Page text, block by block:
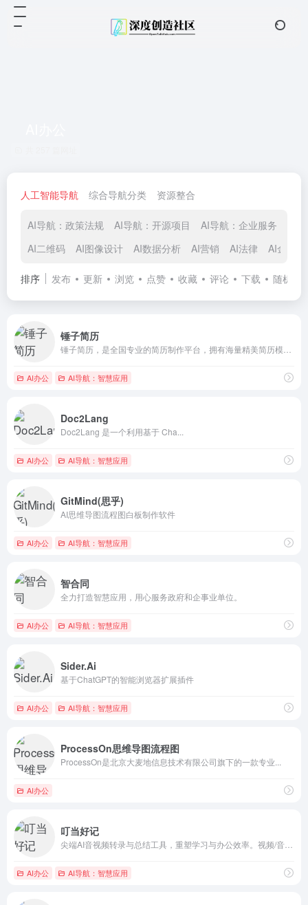
人工智能导航 综合导航分类 资源整合
AI导航：政策法规 AI导航：开源项目 AI导航：企业服务
AI二维码
AI图像设计 AI数据分析 AI营销 AI法律 AI金融
排序 发布 更新 浏览 点赞 收藏 评论 下载 随机
锤子简历
AI办公 AI导航：智慧应用
Doc2Lang
Doc2Lang 是一个利用基于 Cha...
AI办公 AI导航：智慧应用
GitMind(思乎)
AI思维导图流程图白板制作软件
AI办公 AI导航：智慧应用
智合同
全力打造智慧应用，用心服务政府和企事业单位。
AI办公 AI导航：智慧应用
Sider.Ai
基于ChatGPT的智能浏览器扩展插件
AI办公 AI导航：智慧应用
ProcessOn思维导图流程图
ProcessOn是北京大麦地信息技术有限公司旗下的一款专业...
AI办公
叮当好记
AI办公 AI导航：智慧应用